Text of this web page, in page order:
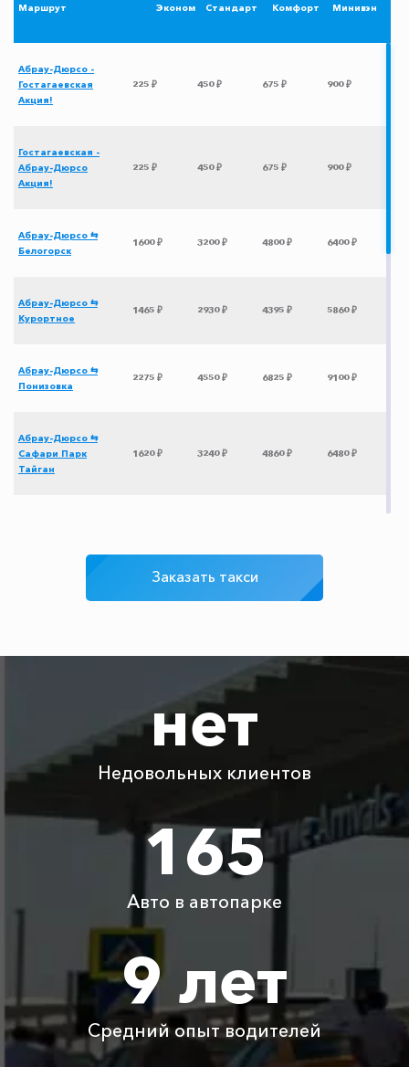
Маршрут Эконом Стандарт Комфорт Минивэн
Абрау-Дюрсо -
Гостагаевская
Акция!
225 ₽ 450 ₽ 675 ₽ 900 ₽
Гостагаевская -
Абрау-Дюрсо
Акция!
225 ₽ 450 ₽ 675 ₽ 900 ₽
Абрау-Дюрсо ⇆
Белогорск
1600 ₽ 3200 ₽ 4800 ₽ 6400 ₽
Абрау-Дюрсо ⇆
Курортное
1465 ₽ 2930 ₽ 4395 ₽ 5860 ₽
Абрау-Дюрсо ⇆
Понизовка
2275 ₽ 4550 ₽ 6825 ₽ 9100 ₽
Абрау-Дюрсо ⇆
Сафари Парк
Тайган
1620 ₽ 3240 ₽ 4860 ₽ 6480 ₽
Солнечногорское
Абрау-Дюрсо ⇆
4725 ₽
4360 ₽
7380 ₽
2430 ₽ 3645 ₽
Абрау-Дюрсо ⇆
1825 ₽
1340 ₽ 2680 ₽ 4020 ₽ 5360 ₽
Заказать такси
нет
Недовольных клиентов
165
Авто в автопарке
9 лет
Средний опыт водителей